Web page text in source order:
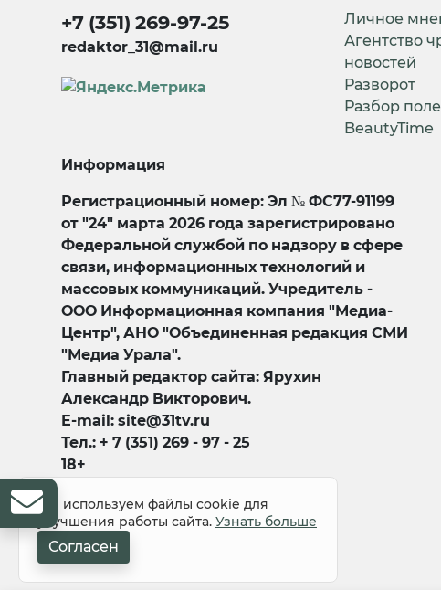
+7 (351) 269-97-25
redaktor_31@mail.ru
Личное
Агентство
новостей
Разворот
Разбор
BeautyTime
Информация
Регистрационный номер: Эл № ФС77-91199
от "24" марта 2026 года зарегистрировано
Федеральной службой по надзору в сфере
связи, информационных технологий и
массовых коммуникаций. Учредитель -
ООО Информационная компания "Медиа-
Центр", АНО "Объединенная редакция СМИ
"Медиа Урала".
Главный редактор сайта: Ярухин
Александр Викторович.
E-mail: site@31tv.ru
Тел.: + 7 (351) 269 - 97 - 25
18+
© 2008-2026 Все права защищены
Мы используем файлы cookie для
улучшения работы сайта. Узнать больше
Согласен